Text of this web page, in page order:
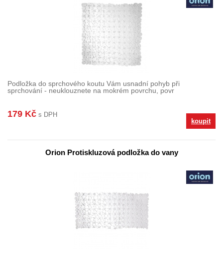
Podložka do sprchového koutu Vám usnadní pohyb při
sprchování - neuklouznete na mokrém povrchu, povr
179 Kč s DPH
koupit
Orion Protiskluzová podložka do vany